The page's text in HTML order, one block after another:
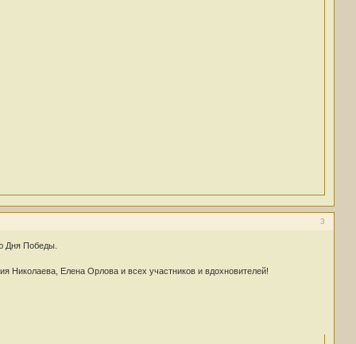
3
Дня Победы.
Николаева, Елена Орлова и всех участников и вдохновителей!